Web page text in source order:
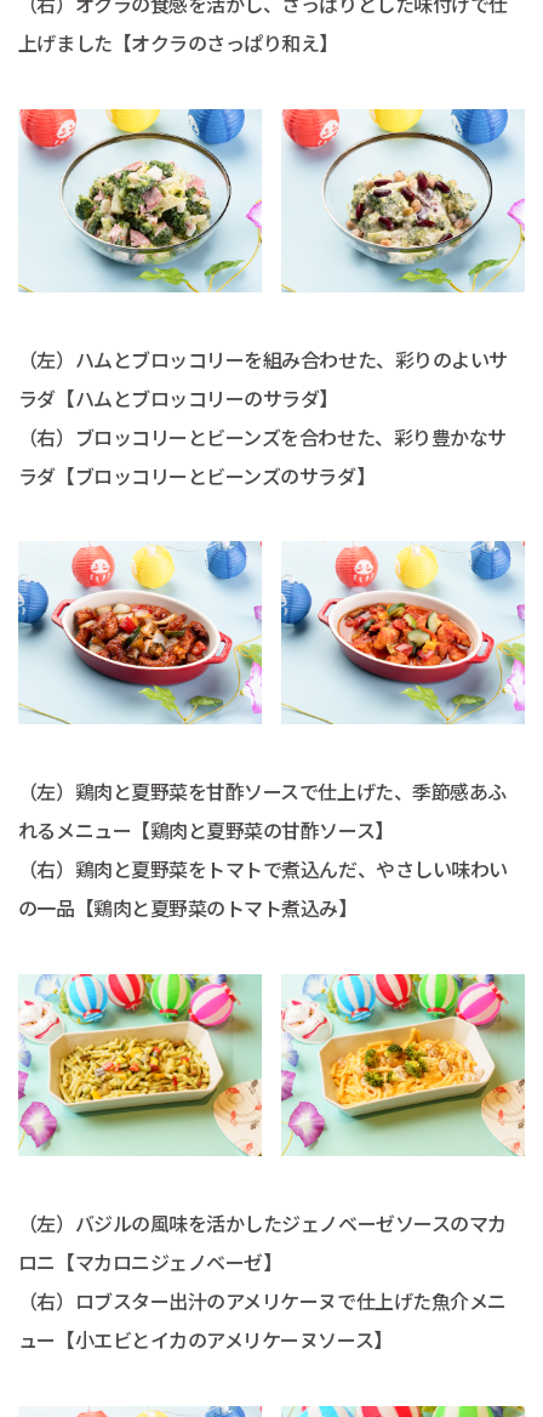
上げました【オクラのさっぱり和え】
（左）ハムとブロッコリーを組み合わせた、彩りのよいサ
ラダ【ハムとブロッコリーのサラダ】
（右）ブロッコリーとビーンズを合わせた、彩り豊かなサ
ラダ【ブロッコリーとビーンズのサラダ】
（左）鶏肉と夏野菜を甘酢ソースで仕上げた、季節感あふ
れるメニュー【鶏肉と夏野菜の甘酢ソース】
（右）鶏肉と夏野菜をトマトで煮込んだ、やさしい味わい
の一品【鶏肉と夏野菜のトマト煮込み】
（左）バジルの風味を活かしたジェノベーゼソースのマカ
ロニ【マカロニジェノベーゼ】
（右）ロブスター出汁のアメリケーヌで仕上げた魚介メニ
ュー【小エビとイカのアメリケーヌソース】